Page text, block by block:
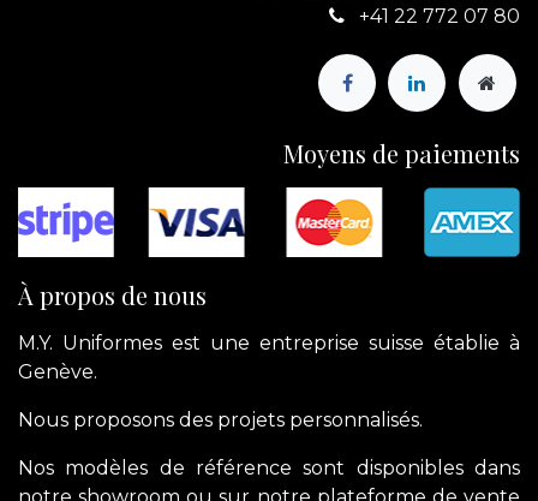
+41 22 772 07 80
Moyens de paiements
À propos de nous
M.Y. Uniformes est une entreprise suisse établie à
Genève.
Nous proposons des projets personnalisés.
Nos modèles de référence sont disponibles dans